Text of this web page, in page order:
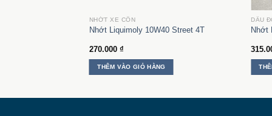
NHỚT XE CÔN
Nhớt Liquimoly 10W40 Street 4T
270.000 ₫
THÊM VÀO GIỎ HÀNG
DẦU
Nhớt